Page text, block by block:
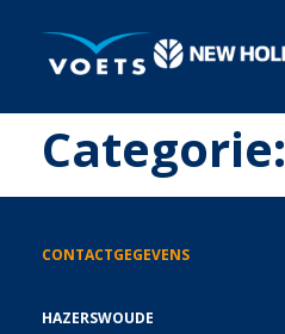
Categorie:
CONTACTGEGEVENS
HAZERSWOUDE